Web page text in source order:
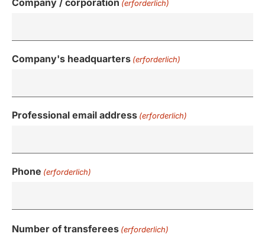
(erforderlich)
Company's headquarters (erforderlich)
Professional email address (erforderlich)
Phone (erforderlich)
Number of transferees (erforderlich)